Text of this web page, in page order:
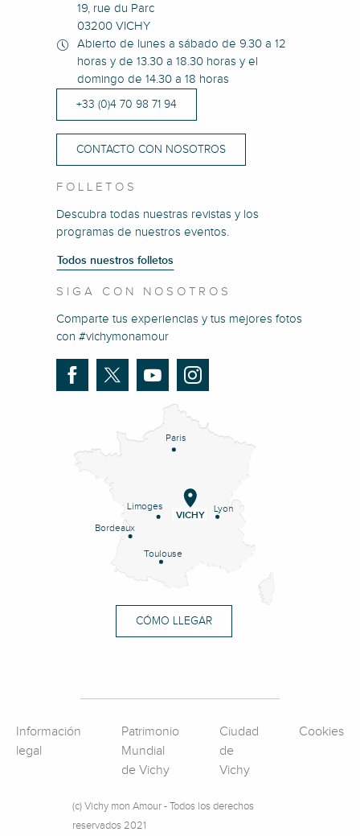
19, rue du Parc
03200 VICHY
Abierto de lunes a sábado de 9.30 a 12
horas y de 13.30 a 18.30 horas y el
domingo de 14.30 a 18 horas
+33 (0)4 70 98 71 94
CONTACTO CON NOSOTROS
FOLLETOS
Descubra todas nuestras revistas y los
programas de nuestros eventos.
Todos nuestros folletos
SIGA CON NOSOTROS
Comparte tus experiencias y tus mejores fotos
con #vichymonamour
Paris
Lyon
Limoges
Bordeaux
Toulouse
VICHY
CÓMO LLEGAR
Información
legal
Patrimonio
Mundial
de Vichy
Ciudad
de
Vichy
Cookies
(c) Vichy mon Amour - Todos los derechos
reservados 2021